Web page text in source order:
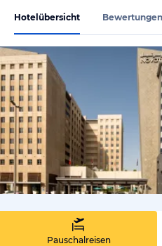
Hotelübersicht Bewertungen
Pauschalreisen